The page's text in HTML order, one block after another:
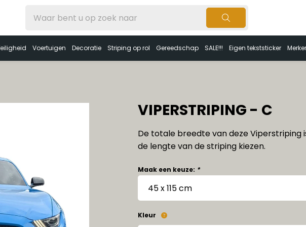
Voertuigen Decoratie Striping op rol Gereedschap SALE!!! Eigen tekststicker
VIPERSTRIPING - C
De totale breedte van deze Viperstriping
de lengte van de striping kiezen.
Maak een keuze: *
Kleur